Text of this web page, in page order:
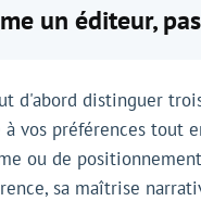
un éditeur,
distinguer
vos préférences
ou de
sa maîtrise